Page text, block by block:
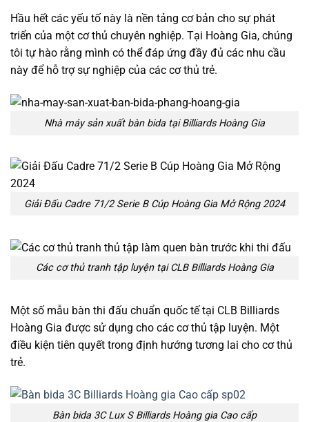
Hầu hết các yếu tố này là nền tảng cơ bản cho sự phát
triển của một cơ thủ chuyên nghiệp. Tại Hoàng Gia, chúng
tôi tự hào rằng mình có thể đáp ứng đầy đủ các nhu cầu
này để hỗ trợ sự nghiệp của các cơ thủ trẻ.
Nhà máy sản xuất bàn bida tại Billiards Hoàng Gia
Giải Đấu Cadre 71/2 Serie B Cúp Hoàng Gia Mở Rộng 2024
Các cơ thủ tranh tập luyện tại CLB Billiards Hoàng Gia
Một số mẫu bàn thi đấu chuẩn quốc tế tại CLB Billiards
Hoàng Gia được sử dụng cho các cơ thủ tập luyện. Một
điều kiện tiên quyết trong định hướng tương lai cho cơ thủ
trẻ.
Bàn bida 3C Lux S Billiards Hoàng gia Cao cấp